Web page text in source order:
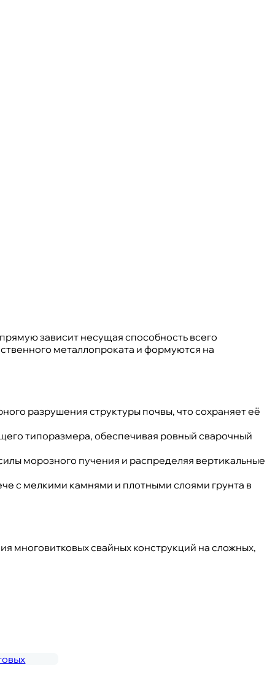
зависит несущая способность всего
металлопроката и формуются на
разрушения структуры почвы, что сохраняет её
типоразмера, обеспечивая ровный сварочный
морозного пучения и распределяя вертикальные
с мелкими камнями и плотными слоями грунта в
многовитковых свайных конструкций на сложных,